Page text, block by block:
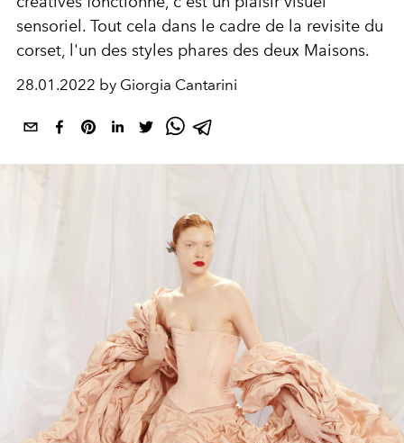
sensoriel. Tout cela dans le cadre de la revisite du
corset, l'un des styles phares des deux Maisons.
28.01.2022 by Giorgia Cantarini